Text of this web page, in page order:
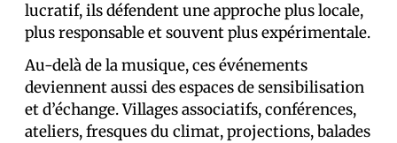
lucratif, ils défendent une approche plus locale,
plus responsable et souvent plus expérimentale.
Au-delà de la musique, ces événements
deviennent aussi des espaces de sensibilisation
et d’échange. Villages associatifs, conférences,
ateliers, fresques du climat, projections, balades